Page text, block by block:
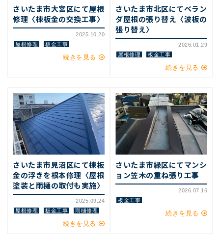
さいたま市大宮区にて屋根
修理〈棟板金の交換工事〉
2025.10.20
屋根修理
板金工事
続きを見る
さいたま市北区にてベラン
ダ屋根の張り替え〈波板の
張り替え〉
2026.01.29
屋根修理
板金工事
続きを見る
さいたま市見沼区にて棟板
金の浮きを根本修理〈屋根
塗装と雨樋の取付も実施〉
2025.09.24
屋根修理
板金工事 雨樋修理
続きを見る
さいたま市緑区にてマンシ
ョン笠木の重ね張り工事
2026.07.16
板金工事
続きを見る